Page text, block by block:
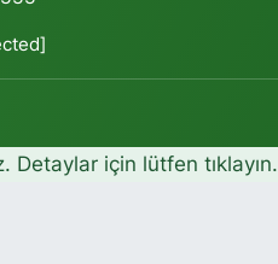
için lütfen tıklayın.